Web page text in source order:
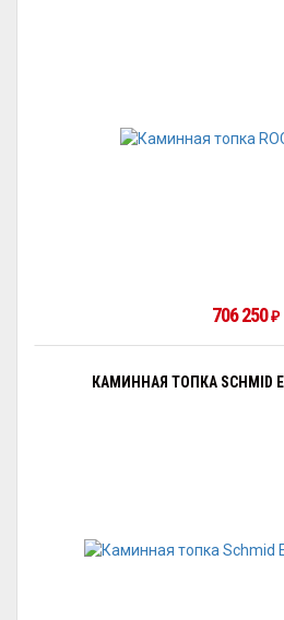
706 250 ₽
КАМИННАЯ ТОПКА SCHMID